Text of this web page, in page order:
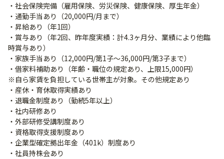
・社会保険完備（雇用保険、労災保険、健康保険、厚生年金）
・通勤手当あり（20,000円/月まで）
・昇給あり（年1回）
・賞与あり（年2回、昨年度実績：計4.3ヶ月分、業績により他臨
時賞与あり）
・家族手当あり（12,000円/第1子～36,000円/第3子まで）
・借家料補助あり（年齢・職位の規定あり、上限15,000円）
※自ら家賃を負担している世帯主が対象。その他規定あり
・産休・育休取得実績あり
・退職金制度あり（勤続5年以上）
・社内研修あり
・外部研修受講制度あり
・資格取得支援制度あり
・企業型確定拠出年金（401k）制度あり
・社員持株会あり